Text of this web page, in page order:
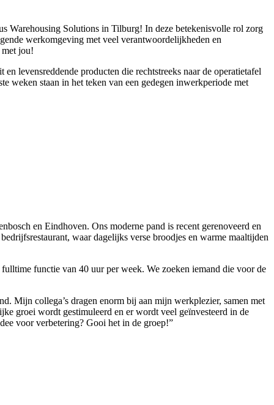
Warehousing Solutions in Tilburg! In deze betekenisvolle rol zorg
werkomgeving met veel verantwoordelijkheden en
jou!
levensreddende producten die rechtstreeks naar de operatietafel
weken staan in het teken van een gedegen inwerkperiode met
en Eindhoven. Ons moderne pand is recent gerenoveerd en
waar dagelijks verse broodjes en warme maaltijden
functie van 40 uur per week. We zoeken iemand die voor de
Mijn collega’s dragen enorm bij aan mijn werkplezier, samen met
groei wordt gestimuleerd en er wordt veel geïnvesteerd in de
voor verbetering? Gooi het in de groep!”